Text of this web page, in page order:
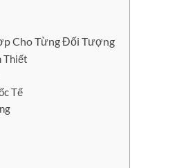
Cho Từng Đối Tượng
Thiết
Tế